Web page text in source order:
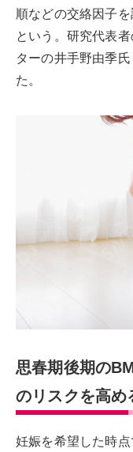
順などの交絡因子
という。研究代表
ターの井手野由季
た。
思春期後期の
のリスクを高め
妊娠を希望した時点